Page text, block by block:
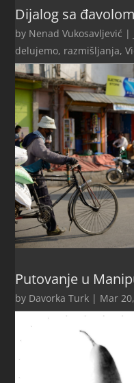
Dijalog sa đavolom
by Nenad Vukosavljević |
delujemo, razmišljanja,
Putovanje u
by Davorka Turk | Mar